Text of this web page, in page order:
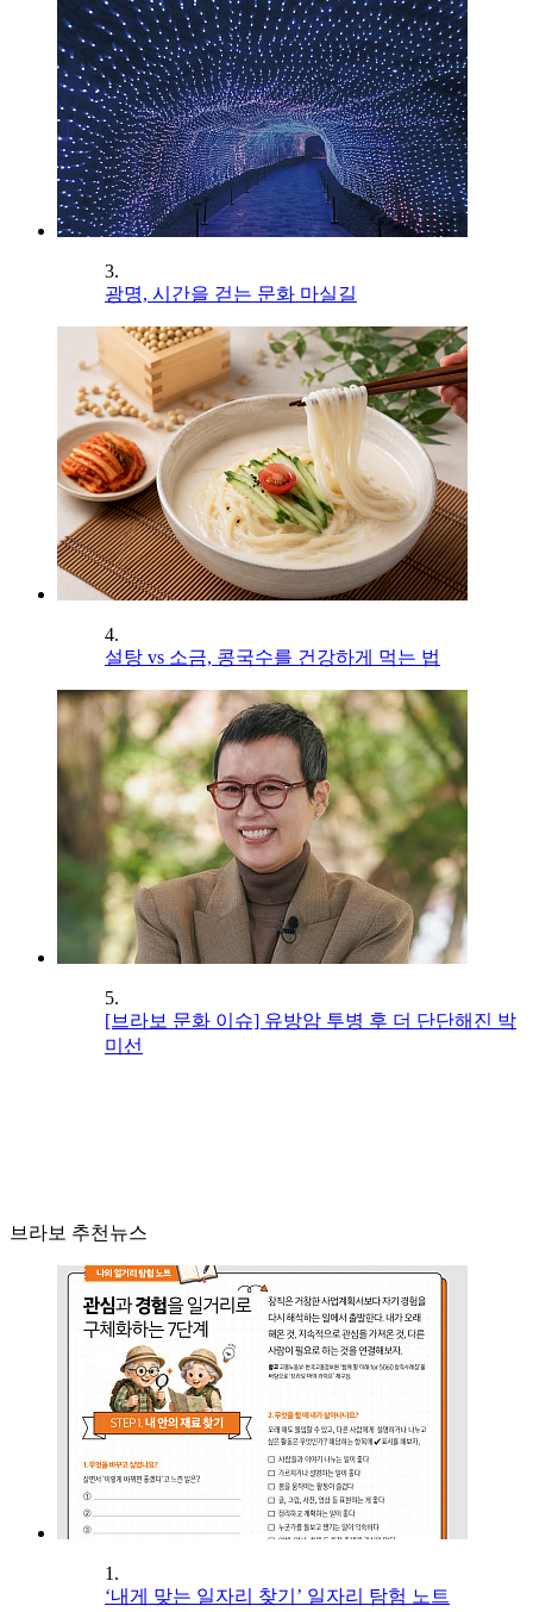
3.
광명, 시간을 걷는 문화 마실길
4.
설탕 vs 소금, 콩국수를 건강하게 먹는 법
5.
[브라보 문화 이슈] 유방암 투병 후 더 단단해진 박
미선
브라보 추천뉴스
1.
‘내게 맞는 일자리 찾기’ 일자리 탐험 노트